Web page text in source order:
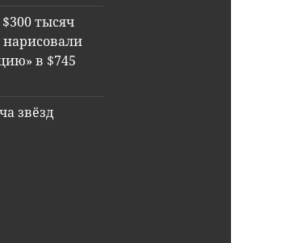
тысяч
в $745
звёзд